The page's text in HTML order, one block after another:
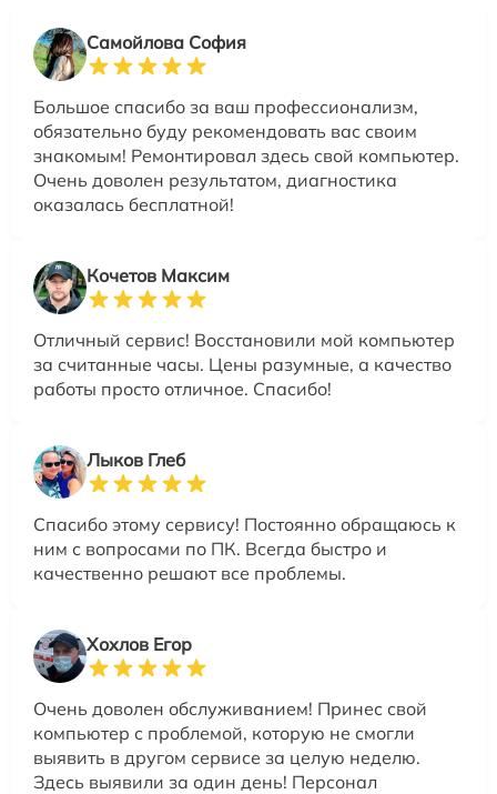
Самойлова София
Большое спасибо за ваш профессионализм,
обязательно буду рекомендовать вас своим
знакомым! Ремонтировал здесь свой компьютер.
Очень доволен результатом, диагностика
оказалась бесплатной!
Кочетов Максим
Отличный сервис! Восстановили мой компьютер
за считанные часы. Цены разумные, а качество
работы просто отличное. Спасибо!
Лыков Глеб
Спасибо этому сервису! Постоянно обращаюсь к
ним с вопросами по ПК. Всегда быстро и
качественно решают все проблемы.
Хохлов Егор
Очень доволен обслуживанием! Принес свой
компьютер с проблемой, которую не смогли
выявить в другом сервисе за целую неделю.
Здесь выявили за один день! Персонал